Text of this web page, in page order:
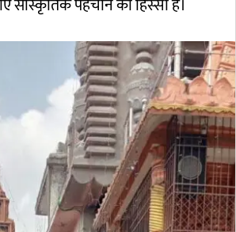
सांस्कृतिक पहचान का हिस्सा हैं।